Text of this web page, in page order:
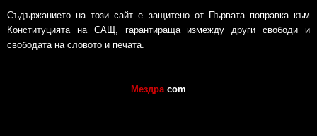
Съдържанието на този сайт е защитено от Първата поправка към
Конституцията на САЩ, гарантираща измежду други свободи и
свободата на словото и печата.
Мездра com